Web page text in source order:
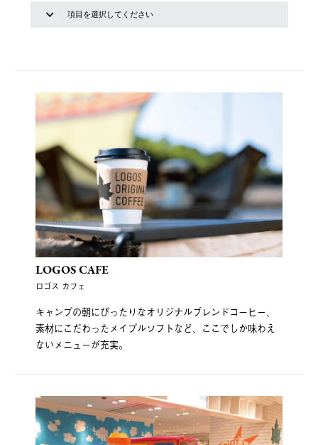
LOGOS CAFE
ロゴス カフェ
キャンプの朝にぴったりなオリジナルブレンドコーヒー、
素材にこだわったメイプルソフトなど、ここでしか味わえ
ないメニューが充実。